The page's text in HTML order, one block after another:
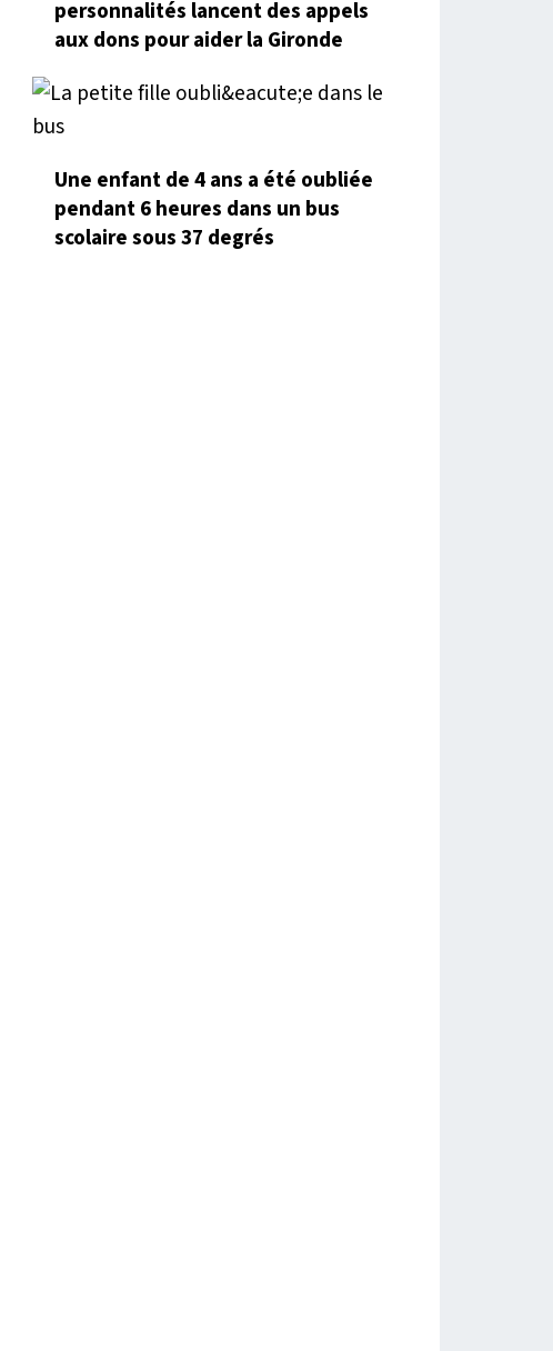
personnalités lancent des appels
aux dons pour aider la Gironde
Une enfant de 4 ans a été oubliée
pendant 6 heures dans un bus
scolaire sous 37 degrés